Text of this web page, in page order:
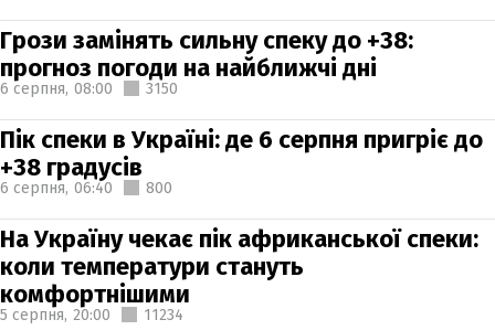
Грози замінять сильну спеку до +38:
прогноз погоди на найближчі дні
6 серпня, 08:00 3150
Пік спеки в Україні: де 6 серпня пригріє до
+38 градусів
6 серпня, 06:40 800
На Україну чекає пік африканської спеки:
коли температури стануть
комфортнішими
5 серпня, 20:00 11234